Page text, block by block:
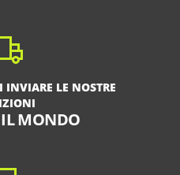
LE NOSTRE
MONDO